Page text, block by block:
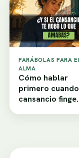
PARÁBOLAS PARA
ALMA
Cómo hablar
primero
cansancio finge